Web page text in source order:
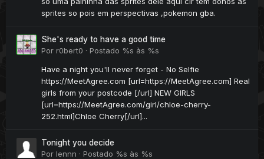
sprites so pois em perspectivas ,pokemon gba.
She's ready to have a good time
Por r0bert0 · Postado %s às %s
Have a night you'll never forget - No Selfie
https://MeetAgree.com [url=https://MeetAgree.com] Real
girls from your postcode [/url] NEW GIRLS
[url=https://MeetAgree.com/girl/chloe-cherry-
252.html]Chloe Cherry[/url]...
Tonight you decide
Por lennn · Postado %s às %s